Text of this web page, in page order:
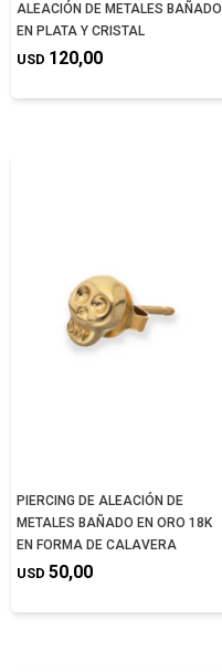
ALEACIÓN DE METALES BAÑADO
EN PLATA Y CRISTAL
USD 120,00
PIERCING DE ALEACIÓN DE
METALES BAÑADO EN ORO 18K
EN FORMA DE CALAVERA
USD 50,00